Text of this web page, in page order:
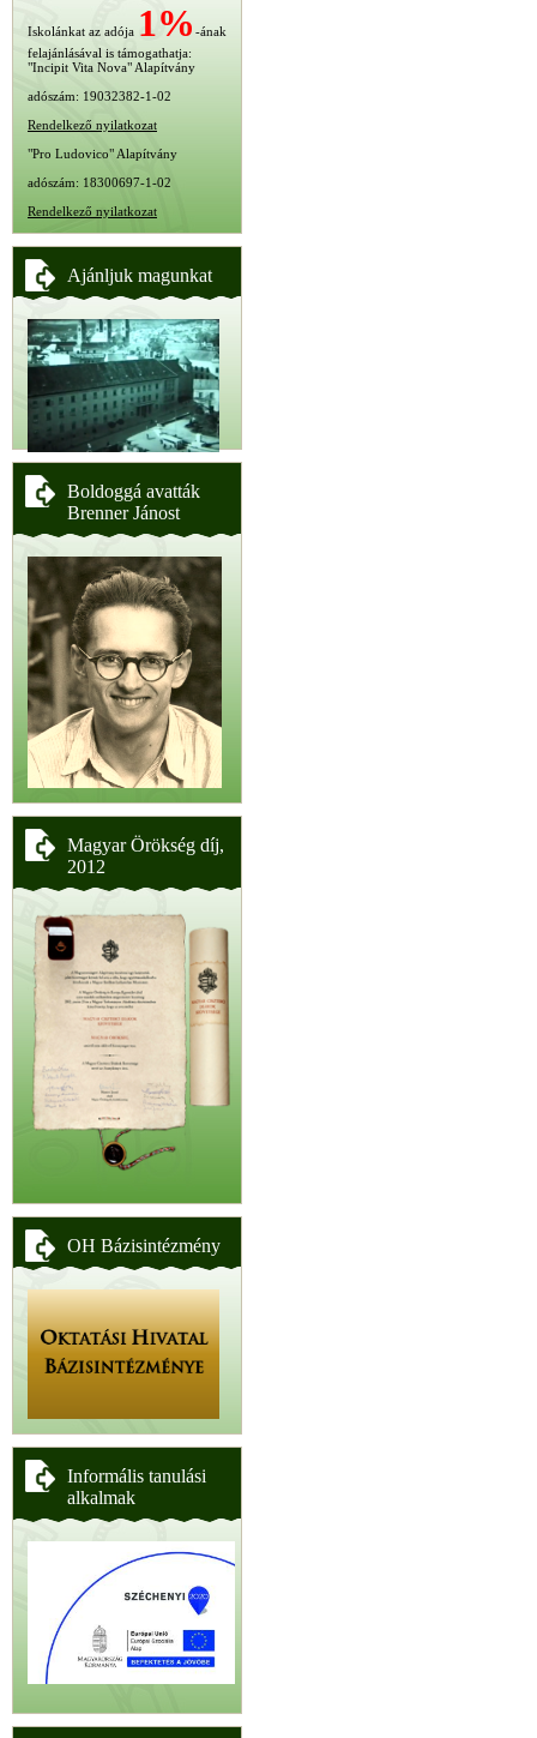
Iskolánkat az adója 1% -ának
felajánlásával is támogathatja:
"Incipit Vita Nova" Alapítvány
adószám: 19032382-1-02
Rendelkező nyilatkozat
"Pro Ludovico" Alapítvány
adószám: 18300697-1-02
Rendelkező nyilatkozat
Ajánljuk magunkat
Boldoggá avatták
Brenner Jánost
Magyar Örökség díj,
2012
OH Bázisintézmény
Informális tanulási
alkalmak